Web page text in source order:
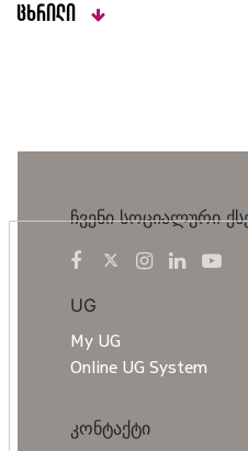
ცხრილი
ჩვენი სოციალური
UG
My UG
Online UG System
კონტაქტი